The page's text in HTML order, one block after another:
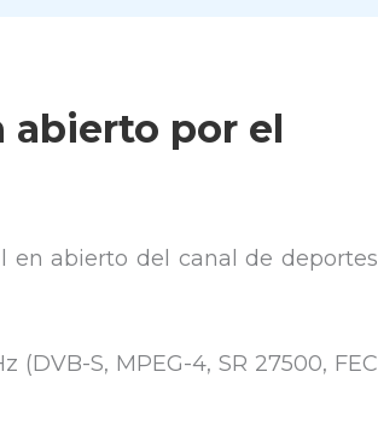
abierto por el
en abierto del canal de deportes
(DVB-S, MPEG-4, SR 27500, FEC